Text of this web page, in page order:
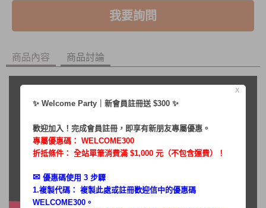
我要詢問
商品內容 商品討論
X
✨ Welcome Party｜新會員註冊送 $300 ✨
歡迎加入！完成會員註冊，即享有新朋友專屬優惠。
專屬優惠碼： WELCOME300
折抵條件： 全站單筆消費滿 $1,000 元（不包含運費）！
✉︎ 優惠碼使用 3 步驟
1.複製代碼： 複製此處或註冊歡迎信中的優惠碼
WELCOME300。